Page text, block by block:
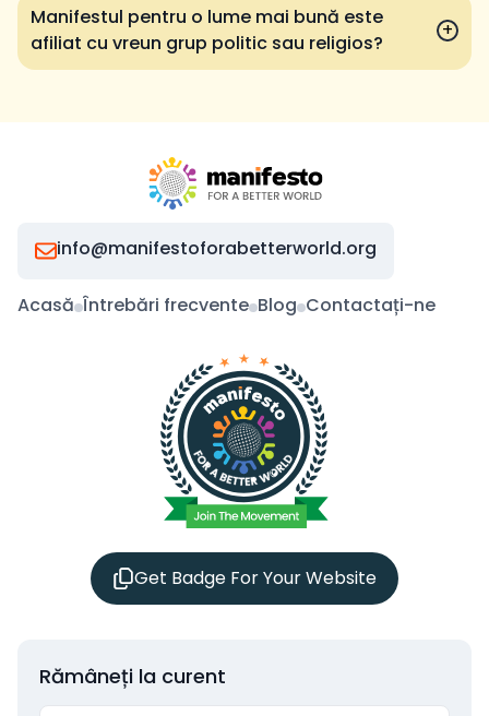
Manifestul pentru o lume mai bună este
afiliat cu vreun grup politic sau religios?
+
info@manifestoforabetterworld.org
Acasă Întrebări frecvente Blog Contactați-ne
Get Badge For Your Website
Rămâneți la curent